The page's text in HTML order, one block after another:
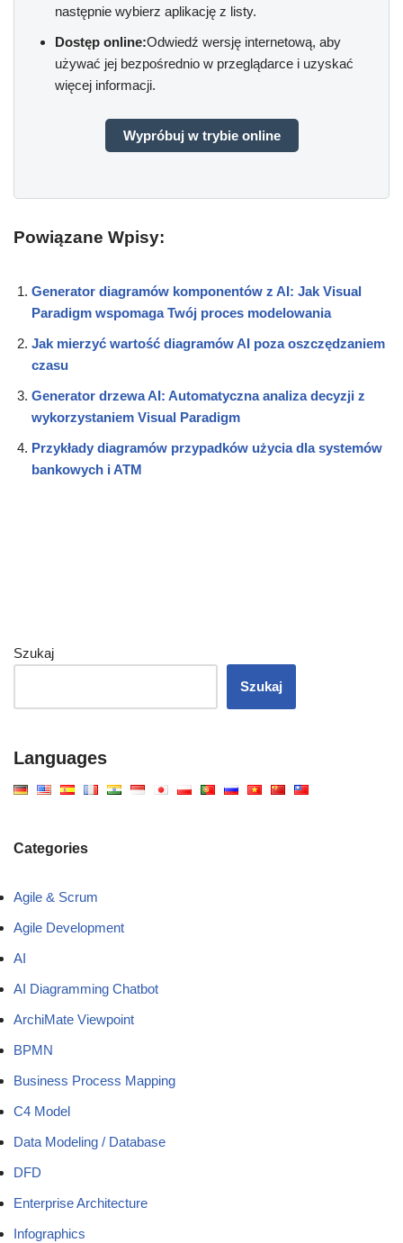
następnie wybierz aplikację z listy.
Dostęp online:Odwiedź wersję internetową, aby
używać jej bezpośrednio w przeglądarce i uzyskać
więcej informacji.
Wypróbuj w trybie online
Powiązane Wpisy:
Generator diagramów komponentów z AI: Jak Visual
Paradigm wspomaga Twój proces modelowania
Jak mierzyć wartość diagramów AI poza oszczędzaniem
czasu
Generator drzewa AI: Automatyczna analiza decyzji z
wykorzystaniem Visual Paradigm
Przykłady diagramów przypadków użycia dla systemów
bankowych i ATM
Szukaj
Szukaj
Languages
Categories
Agile & Scrum
Agile Development
AI
AI Diagramming Chatbot
ArchiMate Viewpoint
BPMN
Business Process Mapping
C4 Model
Data Modeling / Database
DFD
Enterprise Architecture
Infographics